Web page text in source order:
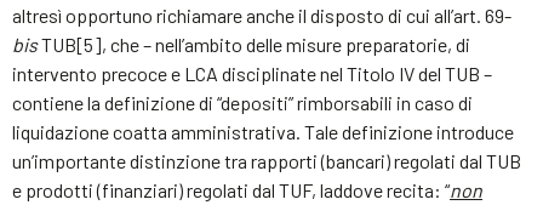
altresì opportuno richiamare anche il disposto di cui all’art. 69-
bisTUB[5], che – nell’ambito delle misure preparatorie, di
intervento precoce e LCA disciplinate nel Titolo IV del TUB –
contiene la definizione di “depositi” rimborsabili in caso di
liquidazione coatta amministrativa. Tale definizione introduce
un’importante distinzione tra rapporti (bancari) regolati dal TUB
e prodotti (finanziari) regolati dal TUF, laddove recita: “non